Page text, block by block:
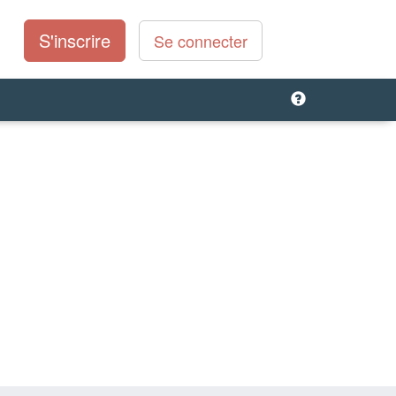
S'inscrire Se connecter